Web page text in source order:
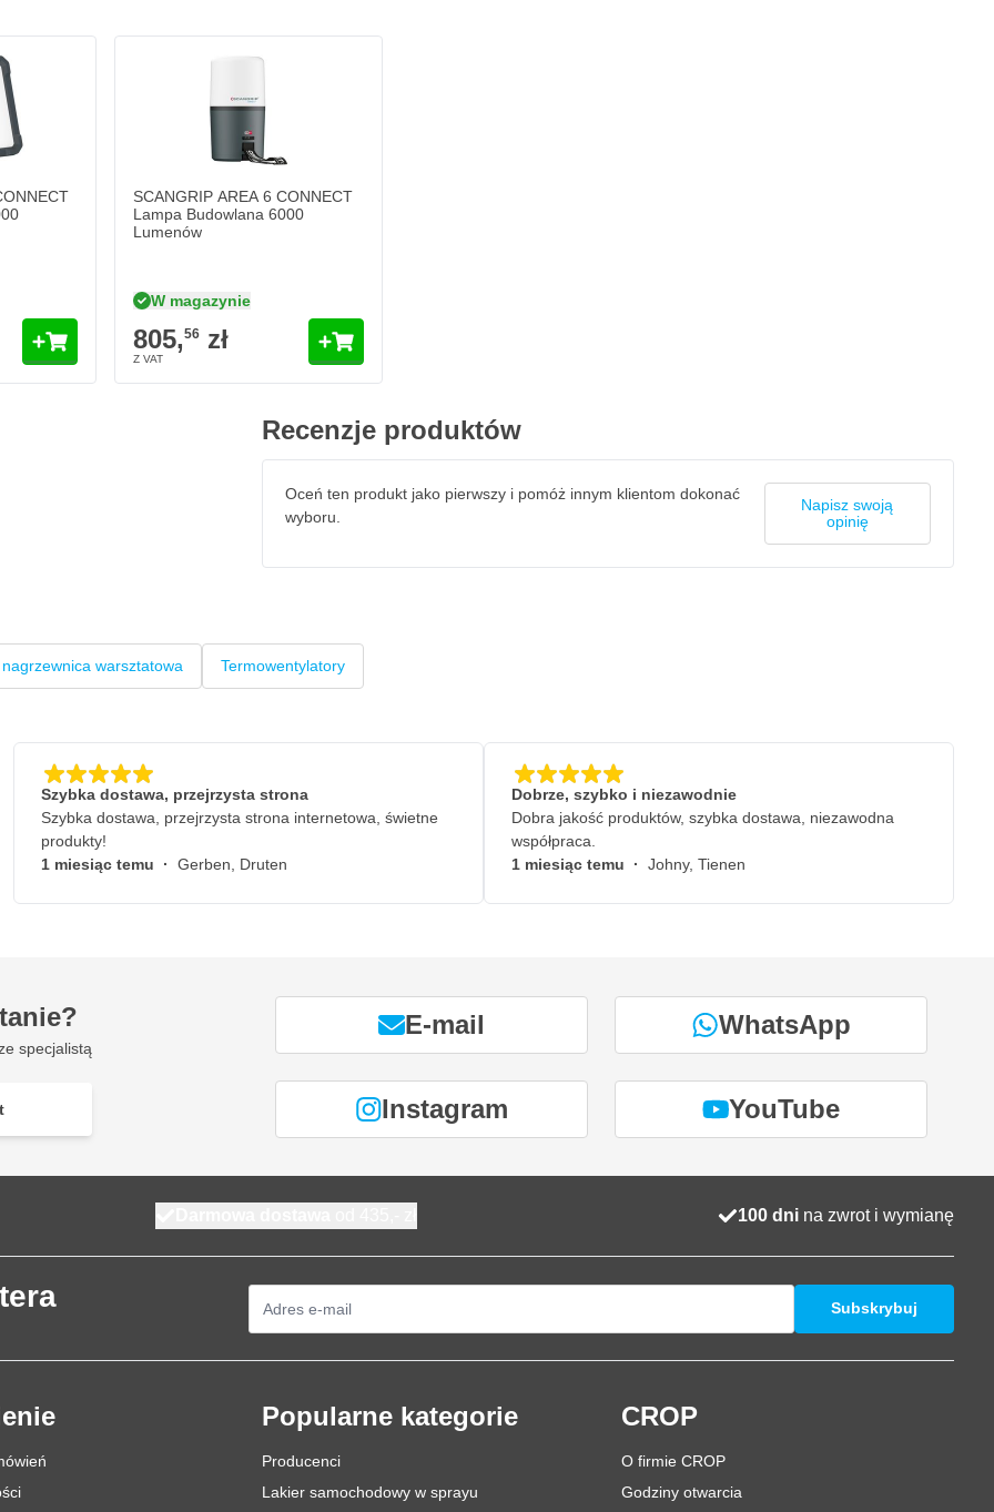
SCANGRIP AREA 6 CONNECT
Lampa Budowlana 6000
Lumenów
W magazynie
805,56 zł
Recenzje produktów
Oceń ten produkt jako pierwszy i pomóż innym klientom dokonać
wyboru.
Napisz swoją
opinię
warsztatowa Termowentylatory
Szybka dostawa, przejrzysta strona
Szybka dostawa, przejrzysta strona internetowa, świetne
produkty!
1 miesiąc temu · Gerben, Druten
Dobrze, szybko i niezawodnie
Dobra jakość produktów, szybka dostawa, niezawodna
współpraca.
1 miesiąc temu · Johny, Tienen
specjalistą
E-mail WhatsApp
Instagram YouTube
100 dni na zwrot i wymianę
Subskrybuj
Popularne kategorie
Producenci
Lakier samochodowy w sprayu
CROP
O firmie CROP
Godziny otwarcia